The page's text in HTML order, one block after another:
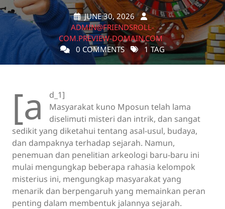
JUNE 30, 2026
ADMIN@FRIENDSROLL-
COM.PREVIEW-DOMAIN.COM
0 COMMENTS
1 TAG
[a
d_1]
Masyarakat kuno Mposun telah lama
diselimuti misteri dan intrik, dan sangat
sedikit yang diketahui tentang asal-usul, budaya,
dan dampaknya terhadap sejarah. Namun,
penemuan dan penelitian arkeologi baru-baru ini
mulai mengungkap beberapa rahasia kelompok
misterius ini, mengungkap masyarakat yang
menarik dan berpengaruh yang memainkan peran
penting dalam membentuk jalannya sejarah.